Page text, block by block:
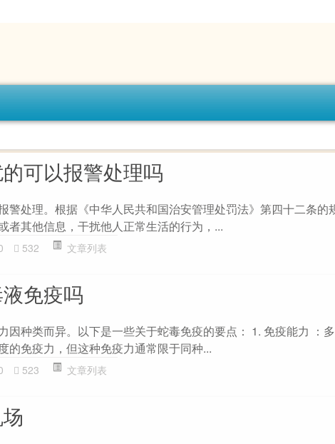
可以报警处理吗
警处理。根据《中华人民共和国治安管理处罚法》第四十二条的
者其他信息，干扰他人正常生活的行为，...
532 文章列表
免疫吗
因种类而异。以下是一些关于蛇毒免疫的要点： 1. 免疫能力 ：
的免疫力，但这种免疫力通常限于同种...
523 文章列表